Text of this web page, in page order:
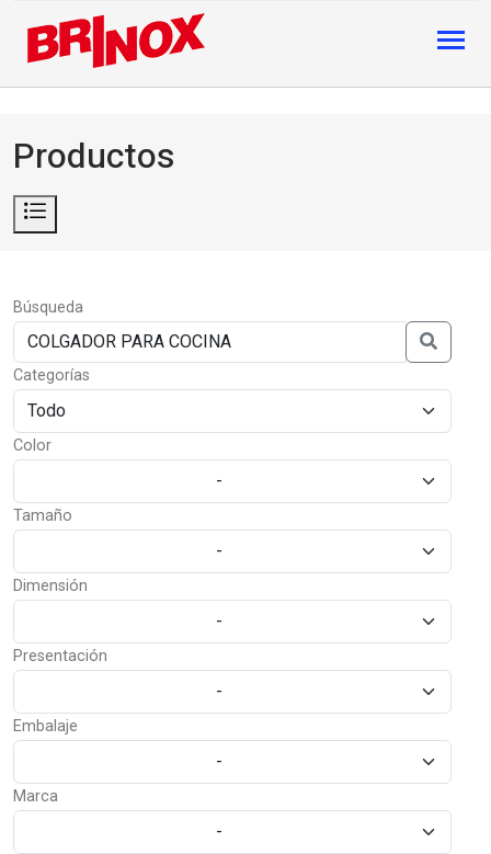
Productos
Búsqueda
Categorías
Color
-
Tamaño
-
Dimensión
-
Presentación
-
Embalaje
-
Marca
-